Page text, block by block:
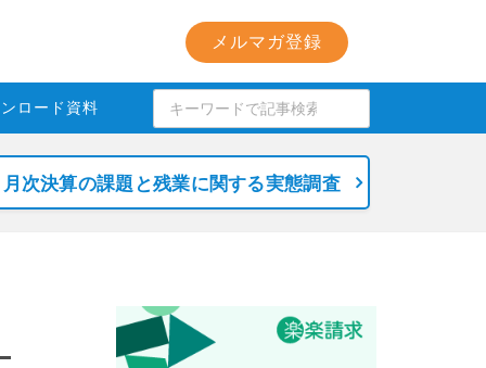
メルマガ登録
ロード資料
月次決算の課題と残業に関する実態調査